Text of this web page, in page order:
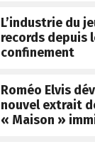
L’industrie du
records depuis
confinement
Roméo Elvis
nouvel extrait
« Maison »